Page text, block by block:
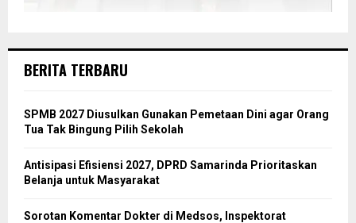
BERITA TERBARU
SPMB 2027 Diusulkan Gunakan Pemetaan Dini agar Orang
Tua Tak Bingung Pilih Sekolah
Antisipasi Efisiensi 2027, DPRD Samarinda Prioritaskan
Belanja untuk Masyarakat
Sorotan Komentar Dokter di Medsos, Inspektorat